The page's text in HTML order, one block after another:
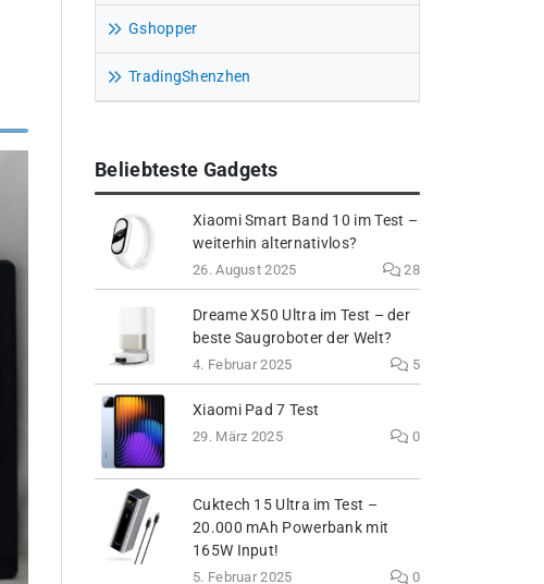
Gshopper
TradingShenzhen
Beliebteste Gadgets
Xiaomi Smart Band 10 im Test –
weiterhin alternativlos?
26. August 2025 28
Dreame X50 Ultra im Test – der
beste Saugroboter der Welt?
4. Februar 2025 5
Xiaomi Pad 7 Test
29. März 2025 0
Cuktech 15 Ultra im Test –
20.000 mAh Powerbank mit
165W Input!
5. Februar 2025 0